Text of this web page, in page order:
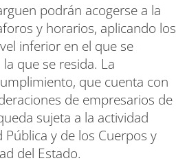
podrán acogerse a la
y horarios, aplicando los
inferior en el que se
que se resida. La
que cuenta con
de empresarios de
sujeta a la actividad
Pública y de los Cuerpos y
del Estado.